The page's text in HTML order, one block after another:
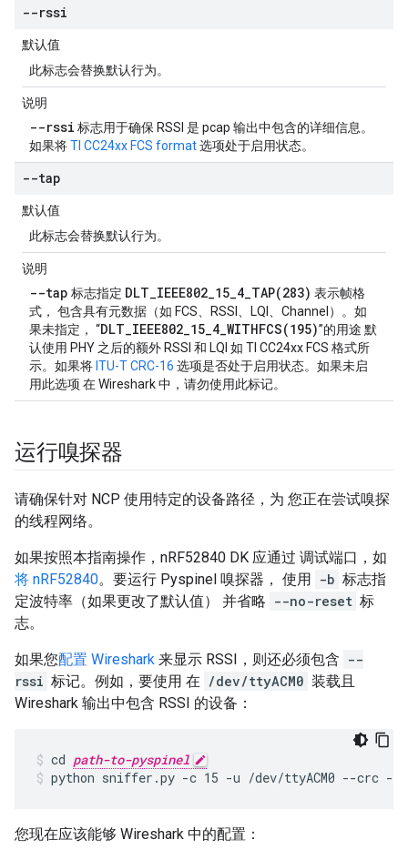
--rssi
默认值
此标志会替换默认行为。
说明
--rssi 标志用于确保 RSSI 是 pcap 输出中包含的详细信息。
如果将TI CC24xx FCS format选项处于启用状态。
--tap
默认值
此标志会替换默认行为。
说明
--tap 标志指定 DLT_IEEE802_15_4_TAP(283) 表示帧格
式， 包含具有元数据（如 FCS、RSSI、LQI、Channel）。如
果未指定， “DLT_IEEE802_15_4_WITHFCS(195)”的用途 默
认使用 PHY 之后的额外 RSSI 和 LQI 如 TI CC24xx FCS 格式所
示。如果将 ITU-T CRC-16 选项是否处于启用状态。如果未启
用此选项 在 Wireshark 中，请勿使用此标记。
运行嗅探器
请确保针对 NCP 使用特定的设备路径，为 您正在尝试嗅探
的线程网络。
如果按照本指南操作，nRF52840 DK 应通过 调试端口，如
将 nRF52840。要运行 Pyspinel 嗅探器， 使用 -b 标志指
定波特率（如果更改了默认值） 并省略 --no-reset 标
志。
如果您配置 Wireshark 来显示 RSSI，则还必须包含 --
rssi 标记。例如，要使用 在 /dev/ttyACM0 装载且
Wireshark 输出中包含 RSSI 的设备：
cd path-to-pyspinel
python sniffer.py -c 15 -u /dev/ttyACM0 --crc
您现在应该能够 Wireshark 中的配置：